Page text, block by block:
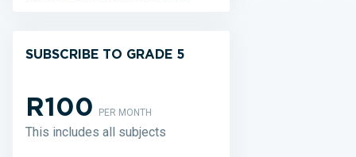
SUBSCRIBE TO GRADE 5
R100PER MONTH
This includes all subjects